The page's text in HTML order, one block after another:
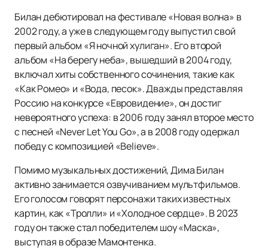
Билан дебютировал на фестивале «Новая волна» в
2002 году, а уже в следующем году выпустил свой
первый альбом «Я ночной хулиган». Его второй
альбом «На берегу неба», вышедший в 2004 году,
включал хиты собственного сочинения, такие как
«Как Ромео» и «Вода, песок». Дважды представляя
Россию на конкурсе «Евровидение», он достиг
невероятного успеха: в 2006 году занял второе место
с песней «Never Let You Go», а в 2008 году одержал
победу с композицией «Believe».
Помимо музыкальных достижений, Дима Билан
активно занимается озвучиванием мультфильмов.
Его голосом говорят персонажи таких известных
картин, как «Тролли» и «Холодное сердце». В 2023
году он также стал победителем шоу «Маска»,
выступая в образе Мамонтенка.